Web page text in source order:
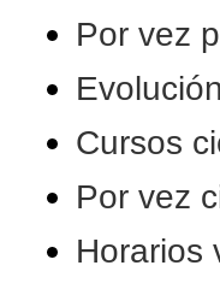
Por vez
Cursos
Por vez
Horarios